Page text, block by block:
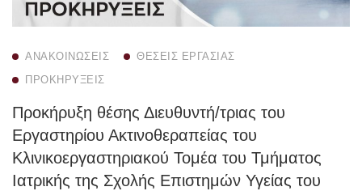
ΑΝΑΚΟΙΝΏΣΕΙΣ
ΘΈΣΕΙΣ ΕΡΓΑΣΊΑΣ
ΠΡΟΚΗΡΎΞΕΙΣ
Προκήρυξη θέσης Διευθυντή/τριας του
Εργαστηρίου Ακτινοθεραπείας του
Κλινικοεργαστηριακού Τομέα του Τμήματος
Ιατρικής της Σχολής Επιστημών Υγείας του